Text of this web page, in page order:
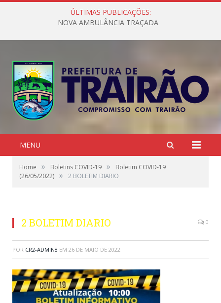
ÚLTIMAS PUBLICAÇÕES:
NOVA AMBULÂNCIA TRAÇADA
MENU
Home » Boletins COVID-19 »
Boletim COVID-19
(26/05/2022) » 2 BOLETIM DIARIO
2 BOLETIM DIARIO 0
POR CR2-ADMIN8 EM 26 DE MAIO DE 2022